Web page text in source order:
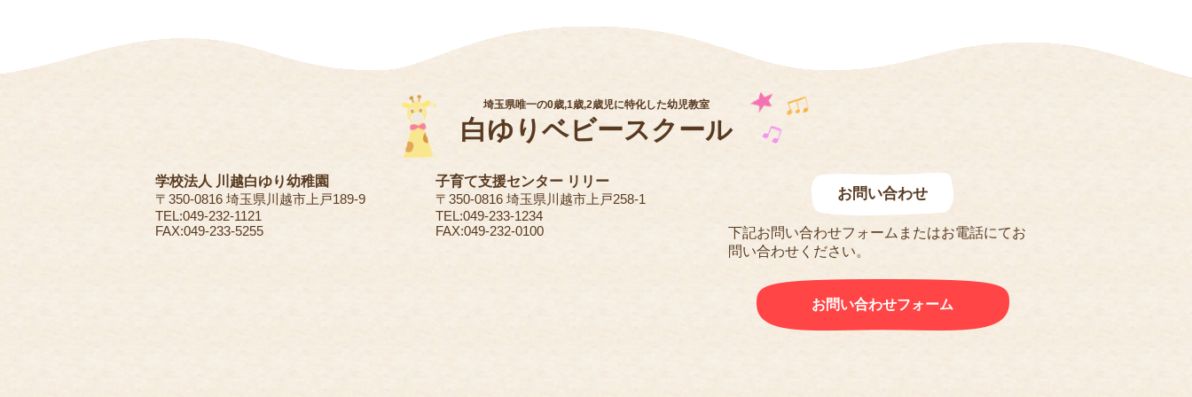
埼玉県唯一の0歳,1歳,2歳児に特化した幼児教室
白ゆりベビースクール
学校法人 川越白ゆり幼稚園
〒350-0816 埼玉県川越市上戸189-9
TEL:049-232-1121
FAX:049-233-5255
子育て支援センター リリー
〒350-0816 埼玉県川越市上戸258-1
TEL:049-233-1234
FAX:049-232-0100
お問い合わせ
下記お問い合わせフォームまたはお電話にてお
問い合わせください。
お問い合わせフォーム